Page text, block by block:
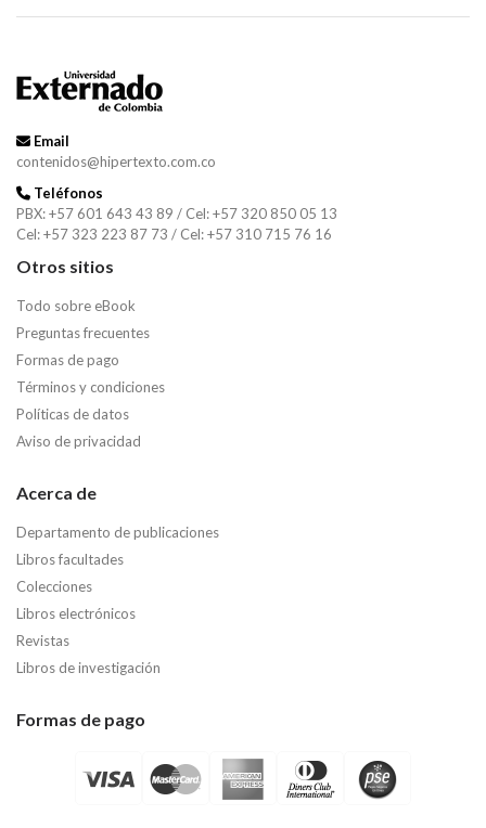
Email
contenidos@hipertexto.com.co
Teléfonos
PBX: +57 601 643 43 89 / Cel: +57 320 850 05 13
Cel: +57 323 223 87 73 / Cel: +57 310 715 76 16
Otros sitios
Todo sobre eBook
Preguntas frecuentes
Formas de pago
Términos y condiciones
Políticas de datos
Aviso de privacidad
Acerca de
Departamento de publicaciones
Libros facultades
Colecciones
Libros electrónicos
Revistas
Libros de investigación
Formas de pago